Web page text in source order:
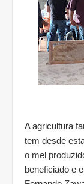
A agricultura
tem desde
o mel
beneficiado e